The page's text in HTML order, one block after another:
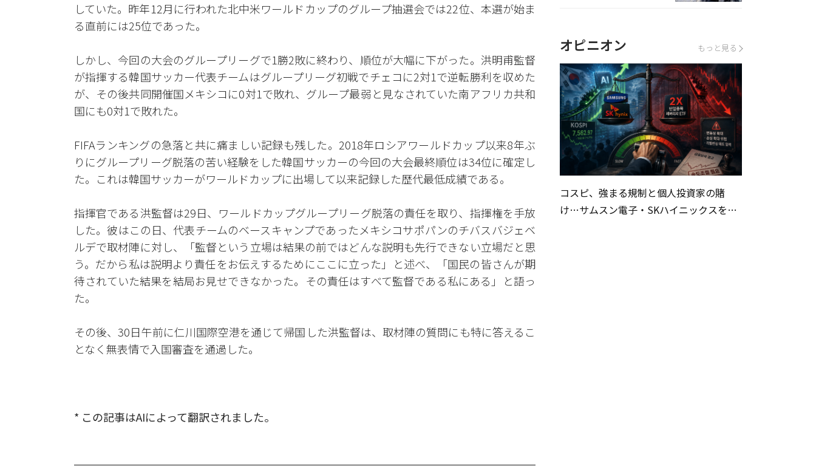
していた。昨年12月に行われた北中米ワールドカップのグループ抽選会では22位、本選が始ま
る直前には25位であった。
しかし、今回の大会のグループリーグで1勝2敗に終わり、順位が大幅に下がった。洪明甫監督
が指揮する韓国サッカー代表チームはグループリーグ初戦でチェコに2対1で逆転勝利を収めた
が、その後共同開催国メキシコに0対1で敗れ、グループ最弱と見なされていた南アフリカ共和
国にも0対1で敗れた。
FIFAランキングの急落と共に痛ましい記録も残した。2018年ロシアワールドカップ以来8年ぶ
りにグループリーグ脱落の苦い経験をした韓国サッカーの今回の大会最終順位は34位に確定し
た。これは韓国サッカーがワールドカップに出場して以来記録した歴代最低成績である。
指揮官である洪監督は29日、ワールドカップグループリーグ脱落の責任を取り、指揮権を手放
した。彼はこの日、代表チームのベースキャンプであったメキシコサポパンのチバスバジェベ
ルデで取材陣に対し、「監督という立場は結果の前ではどんな説明も先行できない立場だと思
う。だから私は説明より責任をお伝えするためにここに立った」と述べ、「国民の皆さんが期
待されていた結果を結局お見せできなかった。その責任はすべて監督である私にある」と語っ
た。
その後、30日午前に仁川国際空港を通じて帰国した洪監督は、取材陣の質問にも特に答えるこ
となく無表情で入国審査を通過した。
* この記事はAIによって翻訳されました。
オピニオン もっと見る
コスピ、強まる規制と個人投資家の賭
け…サムスン電子・SKハイニックスを巡